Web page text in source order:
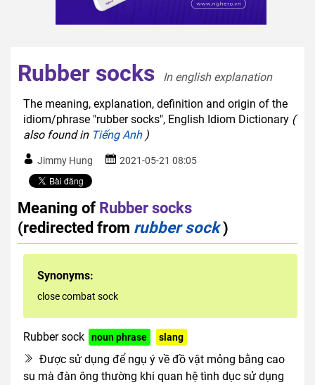
Rubber socks
In english explanation
The meaning, explanation, definition and origin of the
idiom/phrase "rubber socks", English Idiom Dictionary (
also found in Tiếng Anh)
Jimmy Hung 2021-05-21 08:05
Meaning of Rubber socks
(redirected from rubber sock)
Synonyms:
close combat sock
Rubber sock noun phrase slang
Được sử dụng để ngụ ý về đồ vật mỏng bằng cao
su mà đàn ông thường khi quan hệ tình dục sử dụng